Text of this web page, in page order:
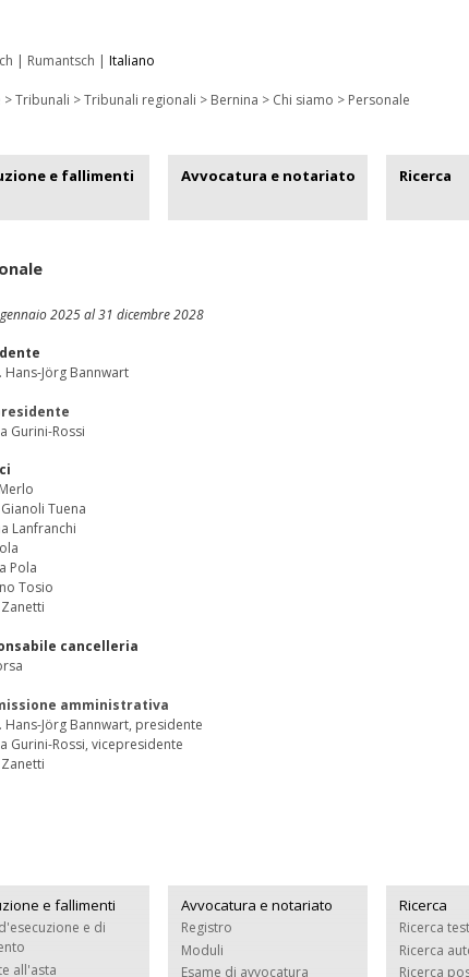
| Rumantsch | Italiano
> Tribunali >Tribunali regionali > Bernina > Chi siamo > Personale
e fallimenti Avvocatura e notariato Ricerca
2025 al 31 dicembre 2028
Hans-Jörg Bannwart
Gurini-Rossi
Tuena
Lanfranchi
Pola
Tosio
cancelleria
amministrativa
Hans-Jörg Bannwart, presidente
Gurini-Rossi, vicepresidente
e fallimenti
e di
all'asta
Avvocatura e notariato
Registro
Moduli
Esame di avvocatura
Ricerca
Ricerca
Ricerca
Ricerca